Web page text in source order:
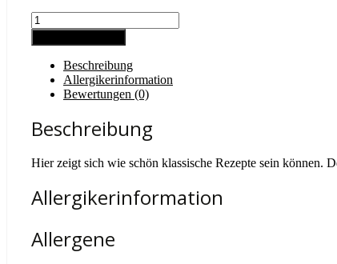
Schwarzwälderkirsch
groß
Menge
Beschreibung
Allergikerinformation
Bewertungen (0)
Beschreibung
Hier zeigt sich wie schön klassische Rezepte sein können.
Allergikerinformation
Allergene